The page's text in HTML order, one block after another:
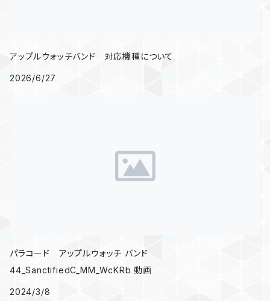
アップルウォッチバンド 対応機種について
2026/6/27
パラコード アップルウォッチ バンド
44_SanctifiedC_MM_WcKRb 動画
2024/3/8